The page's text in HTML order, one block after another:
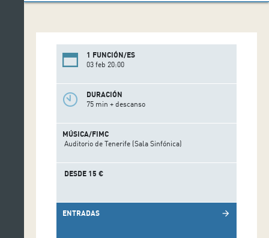
1 FUNCIÓN/ES
03 feb 20:00
DURACIÓN
75 min + descanso
MÚSICA/FIMC
Auditorio de Tenerife (Sala Sinfónica)
DESDE 15 €
ENTRADAS arrow_forward